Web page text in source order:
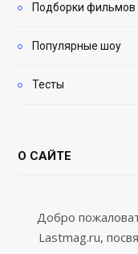
Подборки фильмов
Популярные шоу
Тесты
О САЙТЕ
Добро
Lastmag.ru,